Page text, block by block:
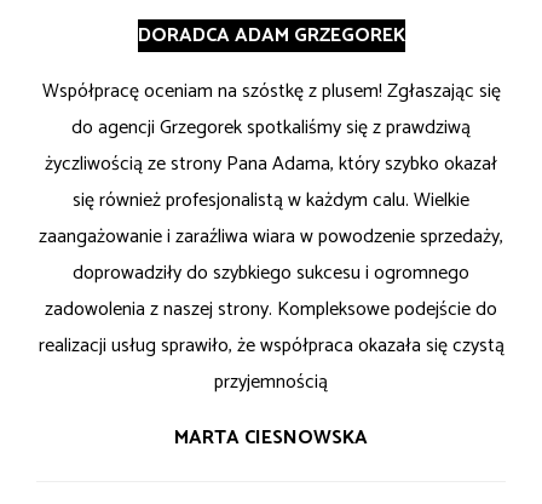
DORADCA ADAM GRZEGOREK
Współpracę oceniam na szóstkę z plusem! Zgłaszając się
do agencji Grzegorek spotkaliśmy się z prawdziwą
życzliwością ze strony Pana Adama, który szybko okazał
się również profesjonalistą w każdym calu. Wielkie
zaangażowanie i zaraźliwa wiara w powodzenie sprzedaży,
doprowadziły do szybkiego sukcesu i ogromnego
zadowolenia z naszej strony. Kompleksowe podejście do
realizacji usług sprawiło, że współpraca okazała się czystą
przyjemnością
MARTA CIESNOWSKA